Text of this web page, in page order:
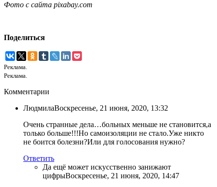
Фото с сайта pixabay.com
Поделиться
Реклама.
Реклама.
Комментарии
ЛюдмилаВоскресенье, 21 июня, 2020, 13:32
Очень странные дела…больных меньше не становится,а
только больше!!!Но самоизоляции не стало.Уже никто
не боится болезни?Или для голосования нужно?
Ответить
Да ещё может искусственно занижают
цифрыВоскресенье, 21 июня, 2020, 14:47